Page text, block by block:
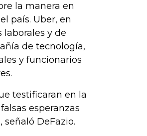
la manera en
país. Uber, en
y de
de tecnología,
y funcionarios
testificaran en la
esperanzas
DeFazio.